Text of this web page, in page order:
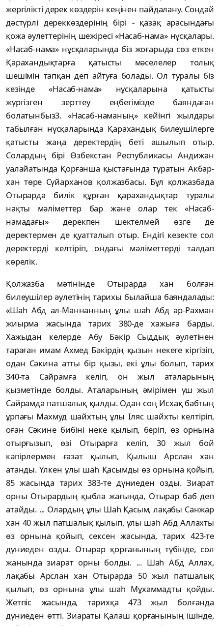
жергілікті дерек көздерін кеңінен пайдалану. Сондай
дәстүрлі дереккөздерінің бірі - қазақ арасындағы
қожа әулеттерінің шежіресі «Насаб-нама» нұсқалары.
«Насаб-нама» нұсқаларында біз жоғарыда сөз еткен
Қарахандықтарға қатысты мәселелер толық
шешімін тапқан деп айтуға болады. Ол туралы біз
кезінде «Насаб-нама» нұсқаларына қатысты
жүргізген зерттеу еңбегімізде баяндаған
болатынбыз3. «Насаб-наманың» кейінгі жылдары
табылған нұсқаларында Қарахандық билеушілерге
қатысты жаңа деректердің беті ашылып отыр.
Солардың бірі Өзбекстан Республикасы Андижан
уалайатында Қорғанша қыстағында тұратын Акбар-
хан төре Сүйарханов қолжазбасы. Бұл қолжазбада
Отырарда билік құрған қарахандықтар туралы
нақты мәліметтер бар және олар тек «Насаб-
намадағы» дерекпен шектелмей өзге де
деректермен де қуатталып отыр. Ендігі кезекте сол
деректерді келтіріп, ондағы мәліметтерді талдап
көрелік.
Қолжазба мәтінінде Отырарда хан болған
билеушілер әулетінің тарихы былайша баяндалады:
«Шаһ Абд ал-Маннанның ұлы шаһ Абд ар-Рахман
жиырма жасында тарих 380-де хажыға барды.
Хажыдан келерде Абу Бәкір Сыддық әулетінен
тараған имам Ахмед Бәкірдің қызын некеге кіргізіп,
одан Сәкина атты бір қызы, екі ұлы болып, тарих
340-та Сайрамға келіп, он жыл аталарының
қызметінде болды. Аталарының әмірімен үш жыл
Сайрамда патшалық қылды. Одан соң Исхақ бабтың
ұрпағы Махмуд шайхтың ұлы Іляс шайхты келтіріп,
оған Сәкине бибіні неке қылып, беріп, өз орнына
отырғызып, өзі Отырарға келіп, 30 жыл бой
кәпірлермен ғазат қылып, Қылыш Арслан хан
атанды. Үлкен ұлы шаһ Қасымды өз орнына қойып,
85 жасында тарих 383-те дүниеден озды. Зиарат
орны Отырардың қыбла жағында, Отырар баб деп
атайды. ... Олардың ұлы Шаһ Қасым, лақабы Санжар
хан 40 жыл патшалық қылып, ұлы шаһ Абд Аллахты
өз орнына қойып, сексен жасында, тарих 423-те
дүниеден озды. Отырар қорғанының түбінде, сол
жанында зиарат орны болды. ... Шаһ Абд Аллах,
лақабы Арслан хан Отырарда 50 жыл патшалық
қылып, өз орнына ұлы шаһ Мұхаммадты қойды.
Жетпіс жасында, тарихқа 473 жыл болғанда
дүниеден өтті. Зиараты Қалаш қорғанының ішінде,